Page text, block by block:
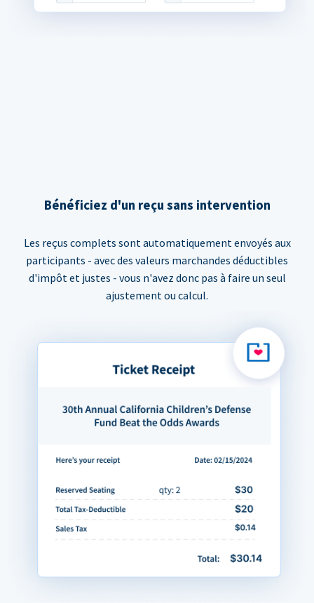
Bénéficiez d'un reçu sans intervention
Les reçus complets sont automatiquement envoyés aux
participants - avec des valeurs marchandes déductibles
d'impôt et justes - vous n'avez donc pas à faire un seul
ajustement ou calcul.